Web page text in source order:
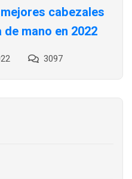
cabezales
de mano en 2022
3097